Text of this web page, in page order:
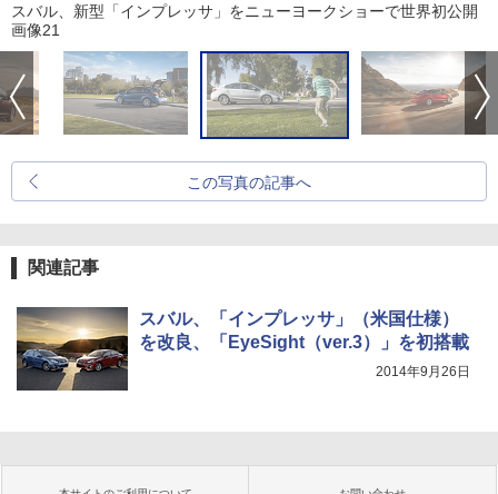
スバル、新型「インプレッサ」をニューヨークショーで世界初公開
画像21
この写真の記事へ
関連記事
スバル、「インプレッサ」（米国仕様）
を改良、「EyeSight（ver.3）」を初搭載
2014年9月26日